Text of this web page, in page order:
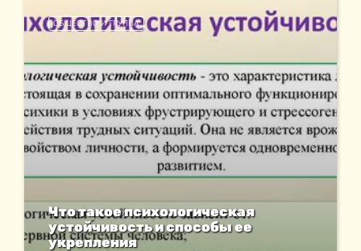
ОБЩЕСТВО И ГРУППА
Что такое психологическая
устойчивость и способы ее
укрепления